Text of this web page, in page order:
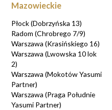
Mazowieckie
Płock (Dobrzyńska 13)
Radom (Chrobrego 7/9)
Warszawa (Krasińskiego 16)
Warszawa (Lwowska 10 lok
2)
Warszawa (Mokotów Yasumi
Partner)
Warszawa (Praga Południe
Yasumi Partner)